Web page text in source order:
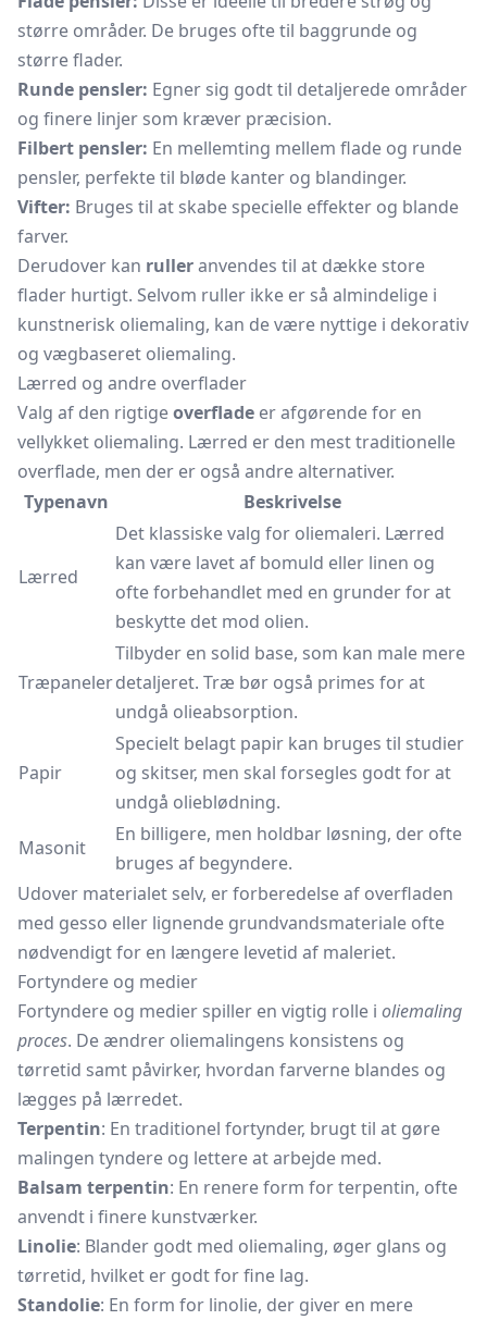
større områder. De bruges ofte til baggrunde og
større flader.
Runde pensler: Egner sig godt til detaljerede områder
og finere linjer som kræver præcision.
Filbert pensler: En mellemting mellem flade og runde
pensler, perfekte til bløde kanter og blandinger.
Vifter: Bruges til at skabe specielle effekter og blande
farver.
Derudover kan rulleranvendes til at dække store
flader hurtigt. Selvom ruller ikke er så almindelige i
kunstnerisk oliemaling, kan de være nyttige i dekorativ
og vægbaseret oliemaling.
Lærred og andre overflader
Valg af den rigtigeoverflade er afgørende for en
vellykket oliemaling. Lærred er den mest traditionelle
overflade, men der er også andre alternativer.
Typenavn
Beskrivelse
Lærred
Det klassiske valg for oliemaleri. Lærred
kan være lavet af bomuld eller linen og
ofte forbehandlet med en grunder for at
beskytte det mod olien.
Træpaneler
Tilbyder en solid base, som kan male mere
detaljeret. Træ bør også primes for at
undgå olieabsorption.
Papir
Specielt belagt papir kan bruges til studier
og skitser, men skal forsegles godt for at
undgå olieblødning.
Masonit
En billigere, men holdbar løsning, der ofte
bruges af begyndere.
Udover materialet selv, er forberedelse af overfladen
med gesso eller lignende grundvandsmateriale ofte
nødvendigt for en længere levetid af maleriet.
Fortyndere og medier
Fortyndere og medier spiller en vigtig rolle i oliemaling
proces. De ændrer oliemalingens konsistens og
tørretid samt påvirker, hvordan farverne blandes og
lægges på lærredet.
Terpentin: En traditionel fortynder, brugt til at gøre
malingen tyndere og lettere at arbejde med.
Balsam terpentin: En renere form for terpentin, ofte
anvendt i finere kunstværker.
Linolie: Blander godt med oliemaling, øger glans og
tørretid, hvilket er godt for fine lag.
Standolie: En form for linolie, der giver en mere